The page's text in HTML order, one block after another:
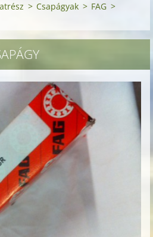
> Csapágyak > FAG >